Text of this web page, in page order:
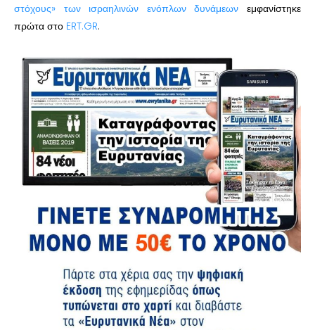
στόχους» των ισραηλινών ενόπλων δυνάμεων εμφανίστηκε
πρώτα στο ERT.GR.